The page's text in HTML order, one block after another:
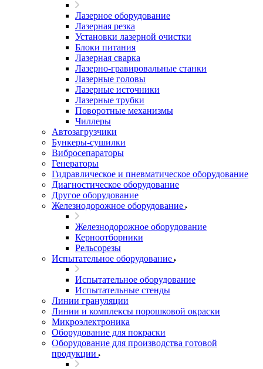
Лазерное оборудование
Лазерная резка
Установки лазерной очистки
Блоки питания
Лазерная сварка
Лазерно-гравировальные станки
Лазерные головы
Лазерные источники
Лазерные трубки
Поворотные механизмы
Чиллеры
Автозагрузчики
Бункеры-сушилки
Вибросепараторы
Генераторы
Гидравлическое и пневматическое оборудование
Диагностическое оборудование
Другое оборудование
Железнодорожное оборудование
Железнодорожное оборудование
Керноотборники
Рельсорезы
Испытательное оборудование
Испытательное оборудование
Испытательные стенды
Линии грануляции
Линии и комплексы порошковой окраски
Микроэлектроника
Оборудование для покраски
Оборудование для производства готовой
продукции